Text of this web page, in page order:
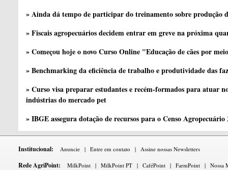
» Ainda dá tempo de participar do treinamento sobre produção
» Fiscais agropecuários decidem entrar em greve na próxima
» Começou hoje o novo Curso Online "Educação de cães por
» Benchmarking da eficiência de trabalho e produtividade das
» Curso visa preparar estudantes e recém-formados para atuar
indústrias do mercado pet
» IBGE assegura dotação de recursos para o Censo Agropecuário
Institucional: Anuncie | Entre em contato | Assine nossas Newsletters
Rede AgriPoint: MilkPoint | MilkPoint PT | CaféPoint | FarmPoint | Nossa